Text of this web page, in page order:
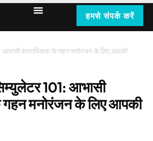
हमसे संपर्क करें
आभासी वास्तविकता के गहन मनोरंजन के लिए आपकी
101: आभासी
गहन मनोरंजन के लिए आपकी